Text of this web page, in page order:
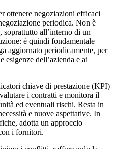
ottenere negoziazioni efficaci
periodica. Non è
soprattutto all’interno di un
è quindi fondamentale
aggiornato periodicamente, per
esigenze dell’azienda e ai
chiave di prestazione (KPI)
i contratti e monitora il
ed eventuali rischi. Resta in
e nuove aspettative. In
adotta un approccio
i fornitori.